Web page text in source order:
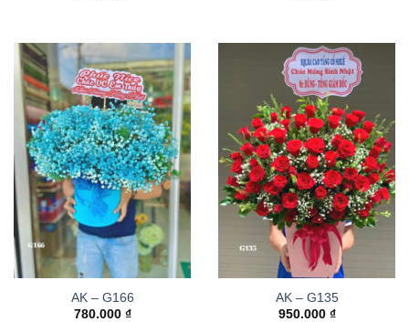
AK – G166
780.000 ₫
AK – G135
950.000 ₫